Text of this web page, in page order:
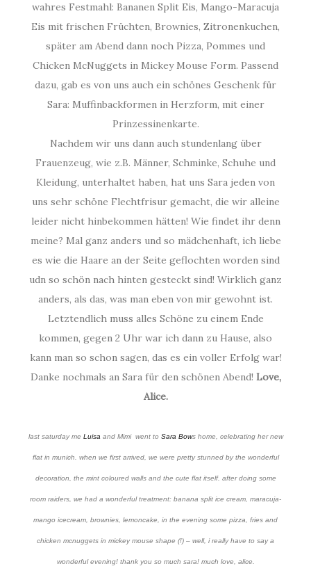
wahres Festmahl: Bananen Split Eis, Mango-Maracuja
Eis mit frischen Früchten, Brownies, Zitronenkuchen,
später am Abend dann noch Pizza, Pommes und
Chicken McNuggets in Mickey Mouse Form. Passend
dazu, gab es von uns auch ein schönes Geschenk für
Sara: Muffinbackformen in Herzform, mit einer
Prinzessinenkarte.
Nachdem wir uns dann auch stundenlang über
Frauenzeug, wie z.B. Männer, Schminke, Schuhe und
Kleidung, unterhaltet haben, hat uns Sara jeden von
uns sehr schöne Flechtfrisur gemacht, die wir alleine
leider nicht hinbekommen hätten! Wie findet ihr denn
meine? Mal ganz anders und so mädchenhaft, ich liebe
es wie die Haare an der Seite geflochten worden sind
udn so schön nach hinten gesteckt sind! Wirklich ganz
anders, als das, was man eben von mir gewohnt ist.
Letztendlich muss alles Schöne zu einem Ende
kommen, gegen 2 Uhr war ich dann zu Hause, also
kann man so schon sagen, das es ein voller Erfolg war!
Danke nochmals an Sara für den schönen Abend! Love,
Alice.
last saturday me Luisa and Mimi went to Sara Bows home, celebrating her new
flat in munich. when we first arrived, we were pretty stunned by the wonderful
decoration, the mint coloured walls and the cute flat itself. after doing some
room raiders, we had a wonderful treatment: banana split ice cream, maracuja-
mango icecream, brownies, lemoncake, in the evening some pizza, fries and
chicken mcnuggets in mickey mouse shape (!) – well, i really have to say a
wonderful evening! thank you so much sara! much love, alice.